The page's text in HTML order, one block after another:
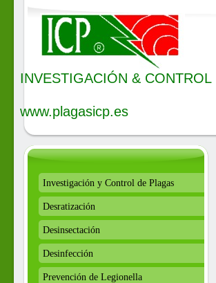
INVESTIGACIÓN &
www.plagasicp.es
Investigación y Control de Plagas
Desratización
Desinsectación
Desinfección
Prevención de Legionella